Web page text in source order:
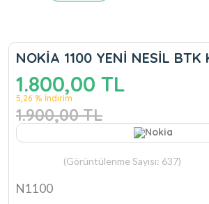
NOKİA 1100 YENİ NESİL BTK
1.800,00 TL
5,26 % İndirim
1.900,00 TL
(Görüntülenme Sayısı: 637)
N1100